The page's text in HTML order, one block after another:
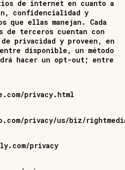
de internet en cuanto a
confidencialidad y
que ellas manejan. Cada
de terceros cuentan con
privacidad y proveen, en
disponible, un método
hacer un opt-out; entre
privacy.html
privacy/us/biz/
privacy